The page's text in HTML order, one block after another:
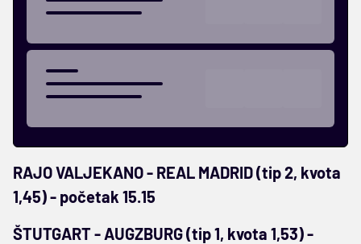
RAJO VALJEKANO - REAL MADRID (tip 2, kvota
1,45) - početak 15.15
ŠTUTGART - AUGZBURG (tip 1, kvota 1,53) -